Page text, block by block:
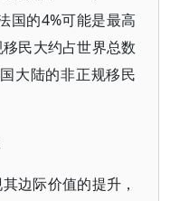
国的4%可能是最高
民大约占世界总数
大陆的非正规移民
边际价值的提升，